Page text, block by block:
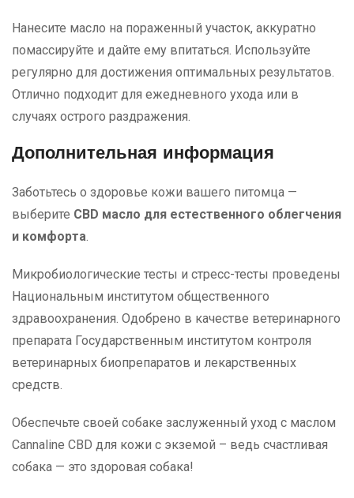
Нанесите масло на пораженный участок, аккуратно
помассируйте и дайте ему впитаться. Используйте
регулярно для достижения оптимальных результатов.
Отлично подходит для ежедневного ухода или в
случаях острого раздражения.
Дополнительная информация
Заботьтесь о здоровье кожи вашего питомца —
выберите CBD масло для естественного облегчения
и комфорта
Микробиологические тесты и стресс-тесты проведены
Национальным институтом общественного
здравоохранения. Одобрено в качестве ветеринарного
препарата Государственным институтом контроля
ветеринарных биопрепаратов и лекарственных
средств.
Обеспечьте своей собаке заслуженный уход с маслом
Cannaline CBD для кожи с экземой – ведь счастливая
собака — это здоровая собака!